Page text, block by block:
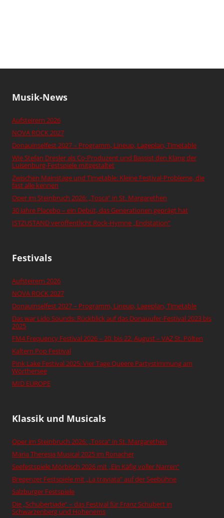
Musik-News
Aufsteirern 2026
NOVA ROCK 2027
Donauinselfest 2027 – Programm, Lineup, Lageplan, Timetable
Wie Stefan Dresler als Co-Produzent und Bassist den Klang der
Luisenburg-Festspiele mitgestaltet
Zwischen Mainstage und Timetable: Kleine Festival-Probleme, die
fast alle kennen
Oper im Steinbruch 2026: „Tosca“ in St. Margarethen
30 Jahre Placebo – ein Debüt, das Generationen geprägt hat
ISTZUSTAND veröffentlicht Rock-Hymne „Endstation“
Festivals
Aufsteirern 2026
NOVA ROCK 2027
Donauinselfest 2027 – Programm, Lineup, Lageplan, Timetable
Das war Lido Sounds: Rückblick auf das Donauufer-Festival 2023 bis
2025
FM4 Frequency Festival 2026 – 20. bis 22. August – VAZ St. Pölten
Kaltern Pop Festival
Pink Lake Festival 2025: Vier Tage Queere Partystimmung am
Wörthersee
MID EUROPE
Klassik und Musicals
Oper im Steinbruch 2026: „Tosca“ in St. Margarethen
Maria Theresia Musical 2025 im Ronacher
Seefestspiele Mörbisch 2026 mit „Ein Käfig voller Narren“
Bregenzer Festspiele mit „La traviata“ auf der Seebühne
Salzburger Festspiele
Die „Schubertiade“ – das Festival für Franz Schubert in
Schwarzenberg und Hohenems